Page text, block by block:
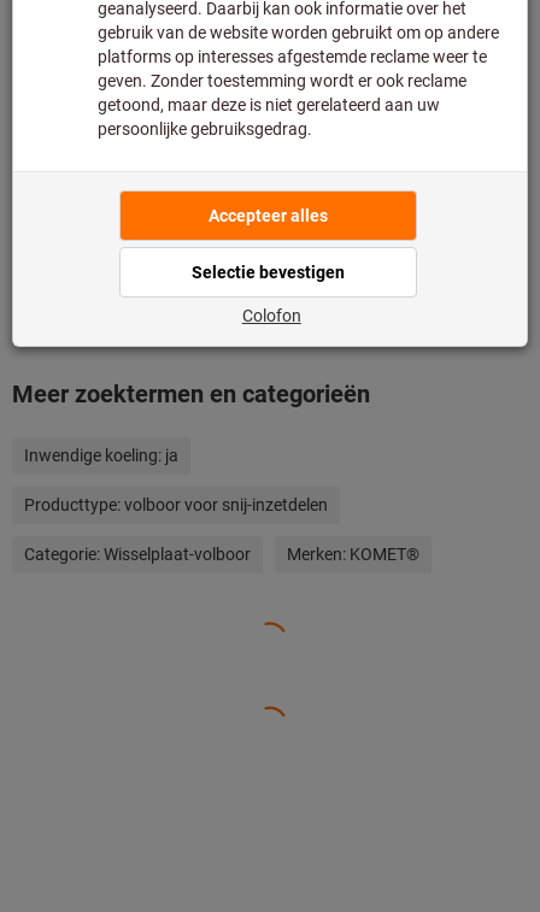
Doordat het niet tot ons hoofdassortiment behoort en
daardoor niet bij ons op voorraad is, bestellen wij dit
artikel voor u rechtstreeks bij de fabrikant.Info
Toevoegen aan wenslijst
Omschrijving
Meer zoektermen en categorieën
Inwendige koeling: ja
Producttype:volboor voor snij-inzetdelen
Categorie:Wisselplaat-volboor Merken: KOMET®